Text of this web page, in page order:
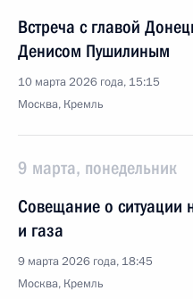
Встреча с главой
Денисом Пушилиным
10 марта 2026 года, 15:15
Москва, Кремль
9 марта, понедельник
Совещание о ситуации
и газа
9 марта 2026 года, 18:45
Москва, Кремль